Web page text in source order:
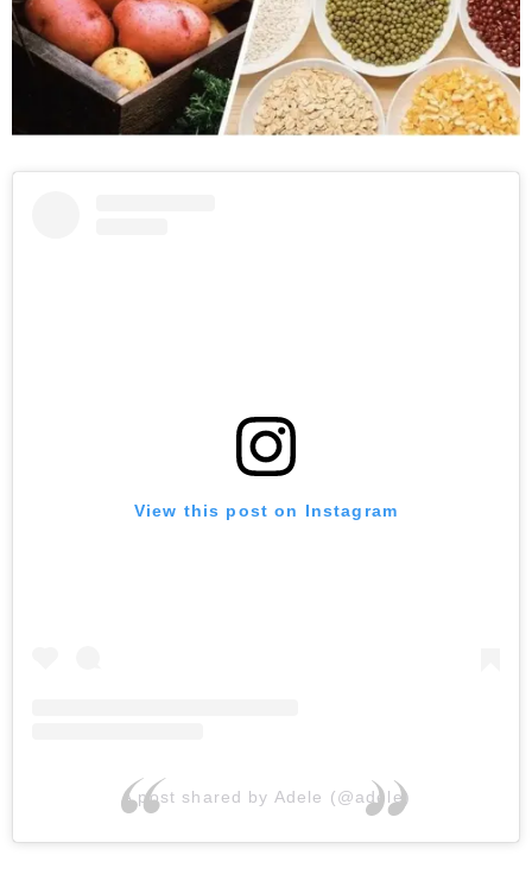
View this post on Instagram
A post shared by Adele (@adele)